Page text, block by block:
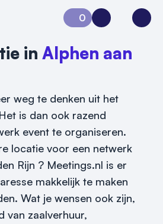
0
Aanvraag 0Inloggen
in Alphen aan
weg te denken uit het
is dan ook razend
event te organiseren.
locatie voor een netwerk
Rijn ? Meetings.nl is er
makkelijk te maken
Wat je wensen ook zijn,
van zaalverhuur,